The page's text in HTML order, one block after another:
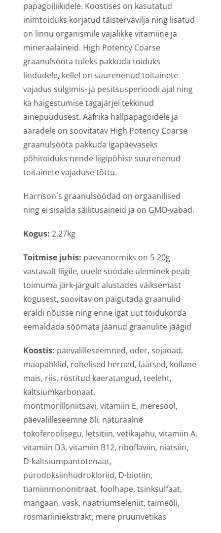
papagoiliikidele. Koostises on kasutatud
inimtoiduks korjatud täistervavilja ning lisatud
on linnu organismile vajalikke vitamiine ja
mineraalaineid. High Potency Coarse
graanulsööta tuleks pakkuda toiduks
lindudele, kellel on suurenenud toitainete
vajadus sulgimis- ja pesitsusperioodi ajal ning
ka haigestumise tagajärjel tekkinud
ainepuudusest. Aafrika hallpapagoidele ja
aaradele on soovitatav High Potency Coarse
graanulsööta pakkuda igapäevaseks
põhitoiduks nende liigipõhise suurenenud
toitainete vajaduse tõttu.
Harrison´s graanulsöödad on orgaanilised
ning ei sisalda säilitusaineid ja on GMO-vabad.
Kogus: 2,27kg
Toitmise juhis: päevanormiks on 5-20g
vastavalt liigile, uuele söödale üleminek peab
toimuma järk-järgult alustades väiksemast
kogusest, soovitav on paigutada graanulid
eraldi nõusse ning enne igat uut toidukorda
eemaldada söömata jäänud graanulite jäägid
Koostis: päevalilleseemned, oder, sojaoad,
maapähklid, rohelised herned, läätsed, kollane
mais, riis, röstitud kaeratangud, teeleht,
kaltsiumkarbonaat,
montmorilloniitsavi, vitamiin E, meresool,
päevalilleseemne õli, naturaalne
tokoferoolisegu, letsitiin, vetikajahu, vitamiin A,
vitamiin D3, vitamiin B12, riboflaviin, niatsiin,
D-kaltsiumpantotenaat,
pürodoksiinhüdrokloriid, D-biotiin,
tiamiinmononitraat, foolhape, tsinksulfaat,
mangaan, vask, naatriumseleniit, taimeõli,
rosmariiniekstrakt, mere pruunvetikas